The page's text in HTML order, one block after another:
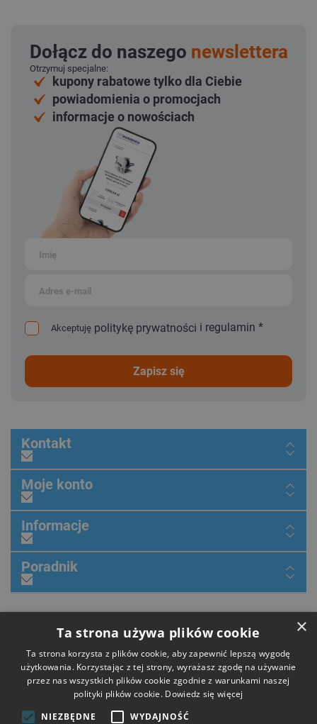
Dołącz do naszego newslettera
Otrzymuj specjalne:
kupony rabatowe tylko dla Ciebie
powiadomienia o promocjach
informacje o nowościach
Akceptuję politykę prywatności i regulamin *
zapisz się
Kontakt
Moje konto
Informacje
Poradnik
Płatności
×
Ta strona używa plików cookie
Ta strona korzysta z plików cookie, aby zapewnić lepszą wygodę
użytkowania. Korzystając z tej strony, wyrażasz zgodę na używanie
przez nas wszystkich plików cookie zgodnie z warunkami naszej
polityki plików cookie. Dowiedz się więcej
NIEZBĘDNE
WYDAJNOŚĆ